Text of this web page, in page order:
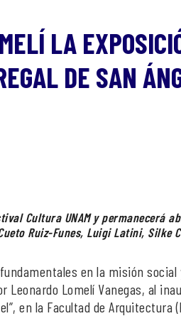
LA
DE SAN
Cultura UNAM y permanecerá
Ruiz-Funes, Luigi Latini, Silke
en la misión social
Lomelí Vanegas, al
en la Facultad de Arquitectura